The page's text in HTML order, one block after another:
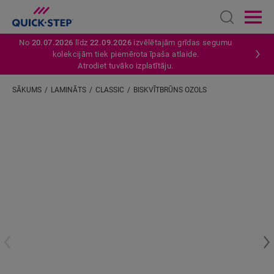
Open
No 20.07.2026 līdz22.09.2026 izvēlētajām grīdas segumu
kolekcijām tiek piemērota īpaša atlaide.
Atrodiet tuvāko izplatītāju.
SĀKUMS LAMINĀTS CLASSIC BISKVĪTBRŪNS OZOLS